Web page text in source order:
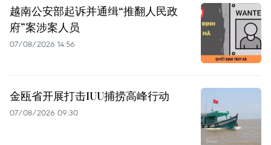
越南公安部起诉并通缉“推翻人民政
府”案涉案人员
07/08/2026 14:56
金瓯省开展打击IUU捕捞高峰行动
07/08/2026 09:30